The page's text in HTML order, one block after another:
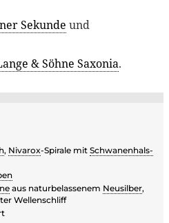
Sekunde und
& Söhne Saxonia.
, Nivarox-Spirale mit Schwanenhals-
aus naturbelassenem Neusilber,
Wellenschliff